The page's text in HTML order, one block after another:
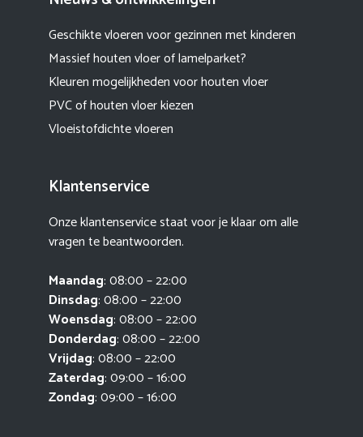
Geschikte vloeren voor gezinnen met kinderen
Massief houten vloer of lamelparket?
Kleuren mogelijkheden voor houten vloer
PVC of houten vloer kiezen
Vloeistofdichte vloeren
Klantenservice
Onze klantenservice staat voor je klaar om alle
vragen te beantwoorden.
Maandag: 08:00 – 22:00
Dinsdag: 08:00 – 22:00
Woensdag: 08:00 – 22:00
Donderdag: 08:00 – 22:00
Vrijdag: 08:00 – 22:00
Zaterdag: 09:00 – 16:00
Zondag: 09:00 – 16:00